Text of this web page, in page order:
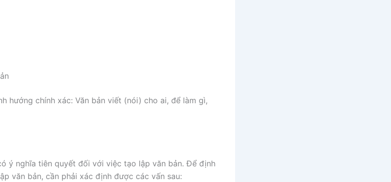
hướng chính xác: Văn bản viết (nói) cho ai, để làm gì,
ý nghĩa tiên quyết đối với việc tạo lập văn bản. Để định
văn bản, cần phải xác định được các vấn sau: